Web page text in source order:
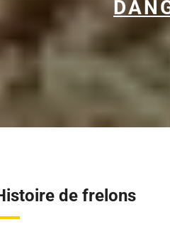
de frelons